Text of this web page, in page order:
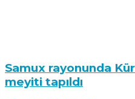
Samux rayonunda
meyiti tapıldı